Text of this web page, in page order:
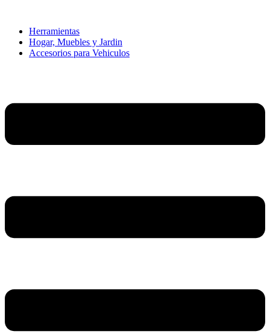
Herramientas
Hogar, Muebles y Jardin
Accesorios para Vehiculos